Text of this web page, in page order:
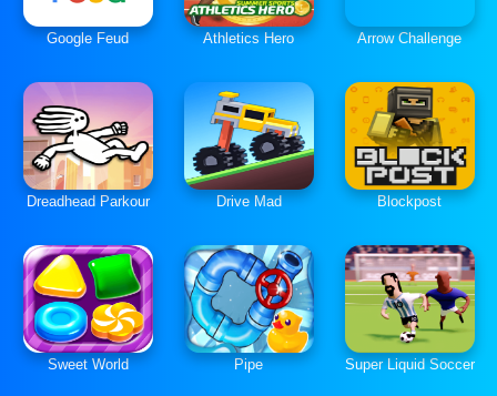
Google Feud Athletics Hero Arrow Challenge
Dreadhead Parkour Drive Mad Blockpost
Sweet World Pipe Super Liquid Soccer